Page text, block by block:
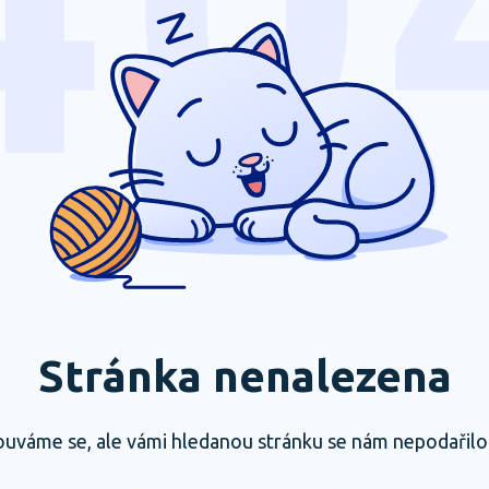
Stránka nenalezena
se, ale vámi hledanou stránku se nám